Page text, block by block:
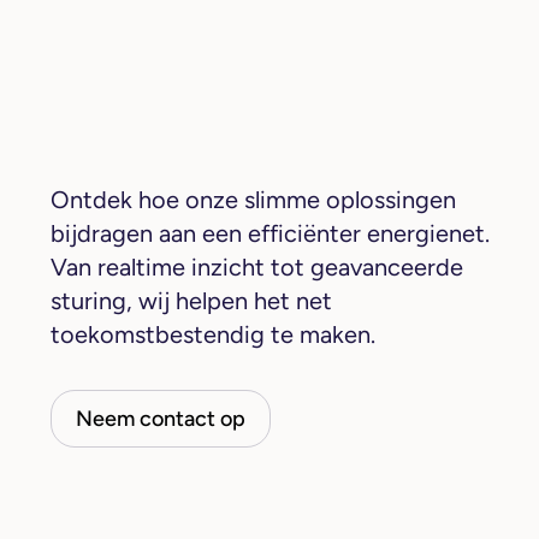
Ontdek hoe onze slimme oplossingen
bijdragen aan een efficiënter energienet.
Van realtime inzicht tot geavanceerde
sturing, wij helpen het net
toekomstbestendig te maken.
Neem contact op